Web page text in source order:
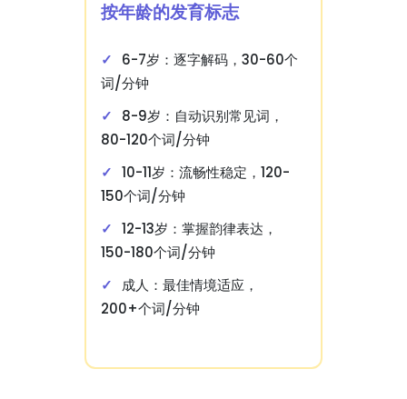
按年龄的发育标志
6-7岁：逐字解码，30-60个
词/分钟
8-9岁：自动识别常见词，
80-120个词/分钟
10-11岁：流畅性稳定，120-
150个词/分钟
12-13岁：掌握韵律表达，
150-180个词/分钟
成人：最佳情境适应，
200+个词/分钟